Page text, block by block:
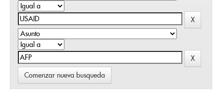
Comenzar nueva busqueda